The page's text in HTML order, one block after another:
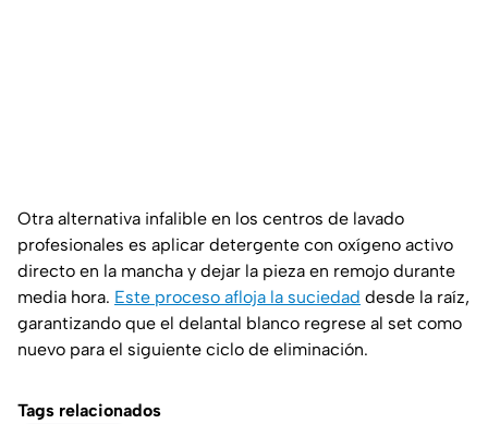
Otra alternativa infalible en los centros de lavado
profesionales es aplicar detergente con oxígeno activo
directo en la mancha y dejar la pieza en remojo durante
media hora. Este proceso afloja la suciedad desde la raíz,
garantizando que el delantal blanco regrese al set como
nuevo para el siguiente ciclo de eliminación.
Tags relacionados